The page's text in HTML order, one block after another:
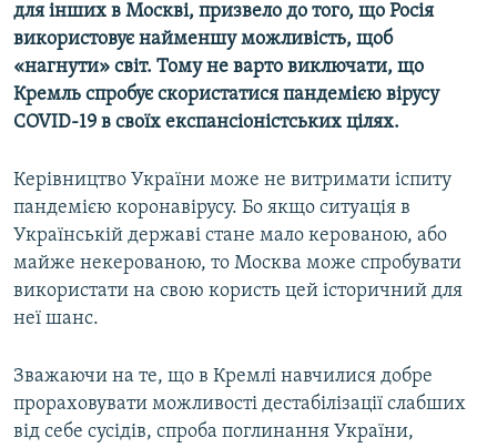
для інших в Москві, призвело до того, що Росія
використовує найменшу можливість, щоб
«нагнути» світ. Тому не варто виключати, що
Кремль спробує скористатися пандемією вірусу
COVID-19 в своїх експансіоністських цілях.
Керівництво України може не витримати іспиту
пандемією коронавірусу. Бо якщо ситуація в
Українській державі стане мало керованою, або
майже некерованою, то Москва може спробувати
використати на свою користь цей історичний для
неї шанс.
Зважаючи на те, що в Кремлі навчилися добре
прораховувати можливості дестабілізації слабших
від себе сусідів, спроба поглинання України,